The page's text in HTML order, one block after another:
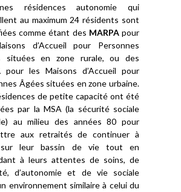
résidences autonomie qui
au maximum 24 résidents sont
comme étant des MARPApour
d’Accueil pour Personnes
situées en zone rurale, ou des
pour les Maisons d’Accueil pour
Âgées situées en zone urbaine.
de petite capacité ont été
par la MSA (la sécurité sociale
au milieu des années 80 pour
aux retraités de continuer à
leur bassin de vie tout en
à leurs attentes de soins, de
d’autonomie et de vie sociale
environnement similaire à celui du